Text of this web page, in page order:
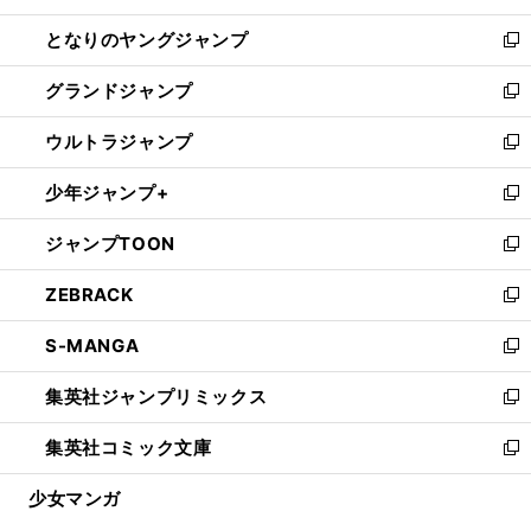
開
く
ン
ド
ウ
で
開
く
ウ
ィ
ン
ド
ウ
で
開
く
し
い
ウ
ィ
ン
ド
ウ
で
開
く
となりのヤングジャンプ
新
し
い
ウ
ィ
ン
ド
ウ
で
開
く
グランドジャンプ
新
し
い
ウ
ィ
ン
ド
ウ
で
開
く
ウルトラジャンプ
新
し
い
ウ
ィ
ン
ド
ウ
で
開
く
少年ジャンプ+
新
し
い
ウ
ィ
ン
ド
ウ
で
開
く
ジャンプTOON
新
し
い
ウ
ィ
ン
ド
ウ
で
開
ZEBRACK
新
し
い
ウ
ィ
ン
ド
ウ
S-MANGA
新
し
い
ウ
ィ
ン
集英社ジャンプリミックス
新
し
い
ウ
集英社コミック文庫
新
し
少女マンガ